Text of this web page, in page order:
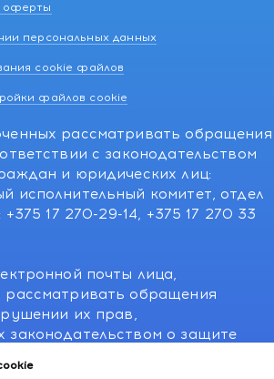
оферты
персональных данных
cookie файлов
файлов cookie
рассматривать обращения
с законодательством
и юридических лиц:
исполнительный комитет, отдел
17 270-29-14, +375 17 270 33
почты лица,
рассматривать обращения
их прав,
законодательством о защите